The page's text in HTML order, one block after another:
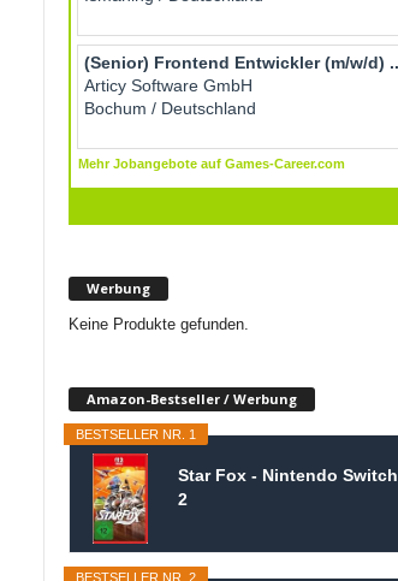
Werbung
Keine Produkte gefunden.
Amazon-Bestseller / Werbung
BESTSELLER NR. 1
Star Fox - Nintendo Switch
2
BESTSELLER NR. 2